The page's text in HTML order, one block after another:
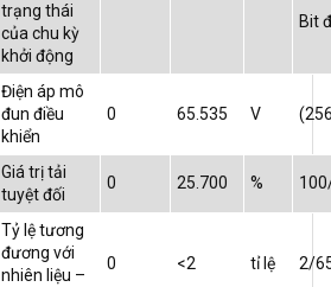
trạng thái
của chu kỳ
khởi động
Bit
Điện áp mô
đun điều
khiển
0 65.535 V
Giá trị tải
tuyệt đối
0 25.700 %
Tỷ lệ tương
đương với
nhiên liệu –
0 <2 tỉ lệ 2/